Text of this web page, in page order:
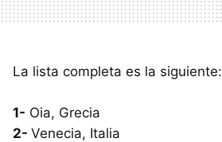
La lista completa es la siguiente:
1- Oia, Grecia
2- Venecia, Italia